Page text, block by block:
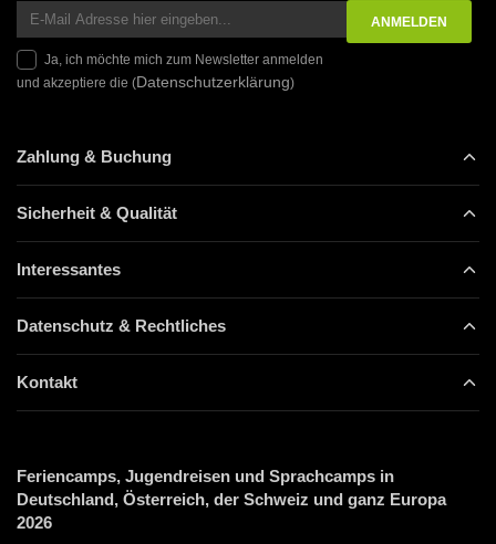
Ja, ich möchte mich zum Newsletter anmelden
und akzeptiere die (Datenschutzerklärung)
Zahlung & Buchung
Sicherheit & Qualität
Interessantes
Datenschutz & Rechtliches
Kontakt
Feriencamps, Jugendreisen und Sprachcamps in
Deutschland, Österreich, der Schweiz und ganz Europa
2026